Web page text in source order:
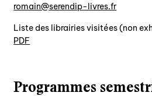
rf.servil-pidneres@niamor
Liste des librairies visitées (non
PDF
Programmes